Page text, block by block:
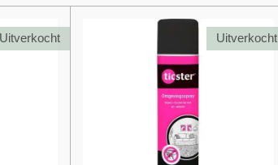
Uitverkocht Uitverkocht